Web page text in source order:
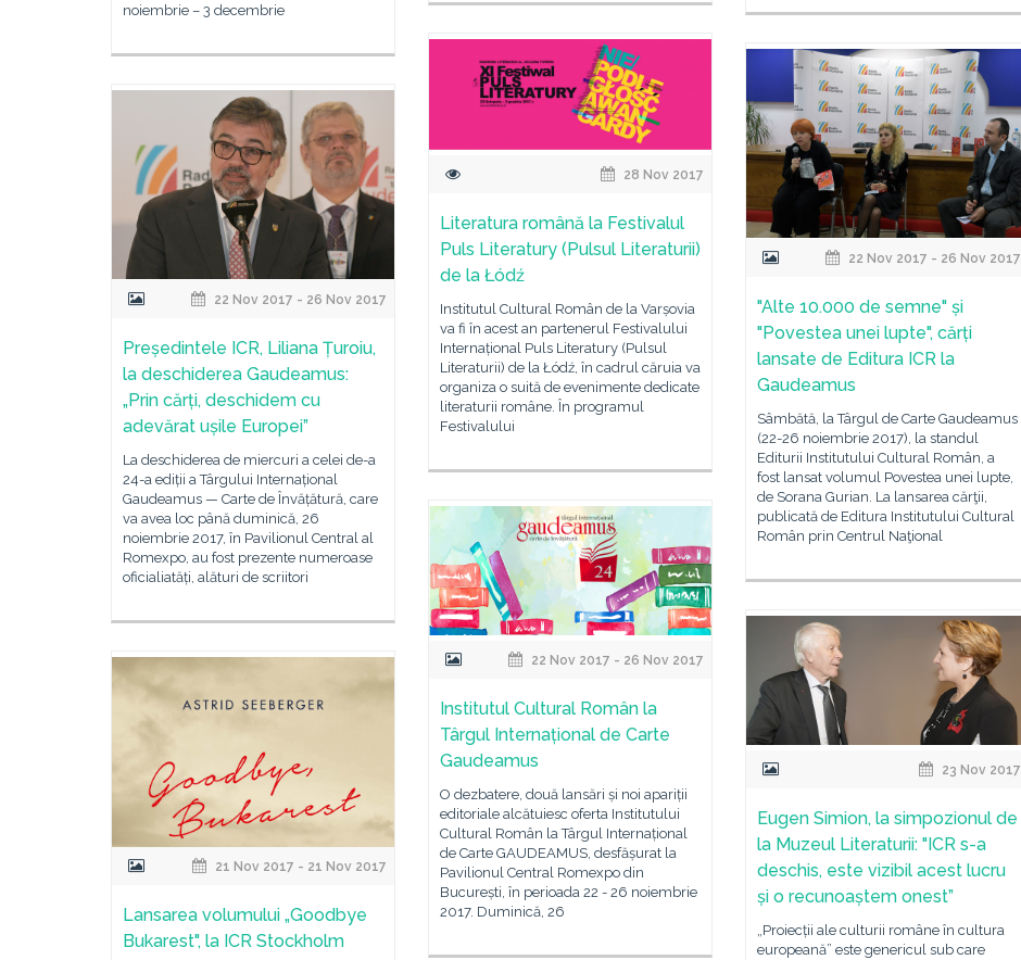
noiembrie – 3 decembrie
28 Nov 2017
Literatura română la Festivalul
Puls Literatury (Pulsul Literaturii)
de la Łódź
Institutul Cultural Român de la Varșovia
va fi în acest an partenerul Festivalului
Internațional Puls Literatury (Pulsul
Literaturii) de la Łódź, în cadrul căruia va
organiza o suită de evenimente dedicate
literaturii române. În programul
Festivalului
22 Nov 2017 - 26 Nov 2017
"Alte 10.000 de semne" și
"Povestea unei lupte", cărți
lansate de Editura ICR la
Gaudeamus
Sâmbătă, la Târgul de Carte Gaudeamus
(22-26 noiembrie 2017), la standul
Editurii Institutului Cultural Român, a
fost lansat volumul Povestea unei lupte,
de Sorana Gurian. La lansarea cărţii,
publicată de Editura Institutului Cultural
Român prin Centrul Naţional
22 Nov 2017 - 26 Nov 2017
Președintele ICR, Liliana Țuroiu,
la deschiderea Gaudeamus:
„Prin cărți, deschidem cu
adevărat ușile Europei”
La deschiderea de miercuri a celei de-a
24-a ediții a Târgului Internațional
Gaudeamus — Carte de Învățătură, care
va avea loc până duminică, 26
noiembrie 2017, în Pavilionul Central al
Romexpo, au fost prezente numeroase
oficialiatăți, alături de scriitori
22 Nov 2017 - 26 Nov 2017
Institutul Cultural Român la
Târgul Internațional de Carte
Gaudeamus
O dezbatere, două lansări și noi apariții
editoriale alcătuiesc oferta Institutului
Cultural Român la Târgul Internațional
de Carte GAUDEAMUS, desfășurat la
Pavilionul Central Romexpo din
București, în perioada 22 - 26 noiembrie
2017. Duminică, 26
23 Nov 2017
Eugen Simion, la simpozionul de
la Muzeul Literaturii: "ICR s-a
deschis, este vizibil acest lucru
și o recunoaștem onest”
„Proiecții ale culturii române în cultura
europeană” este genericul sub care
21 Nov 2017 - 21 Nov 2017
Lansarea volumului „Goodbye
Bukarest", la ICR Stockholm